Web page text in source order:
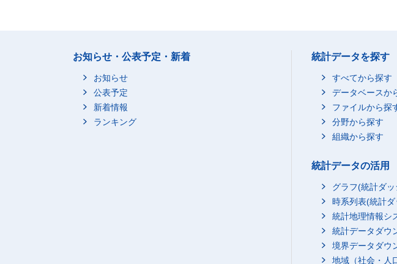
お知らせ・公表予定・新着
お知らせ
公表予定
新着情報
ランキング
統計データを探す
すべてから探す
データベースか
ファイルから探
分野から探す
組織から探す
統計データの活用
グラフ(統計ダ
時系列表(統計
統計地理情報シ
統計データダウ
境界データダウ
地域（社会・人